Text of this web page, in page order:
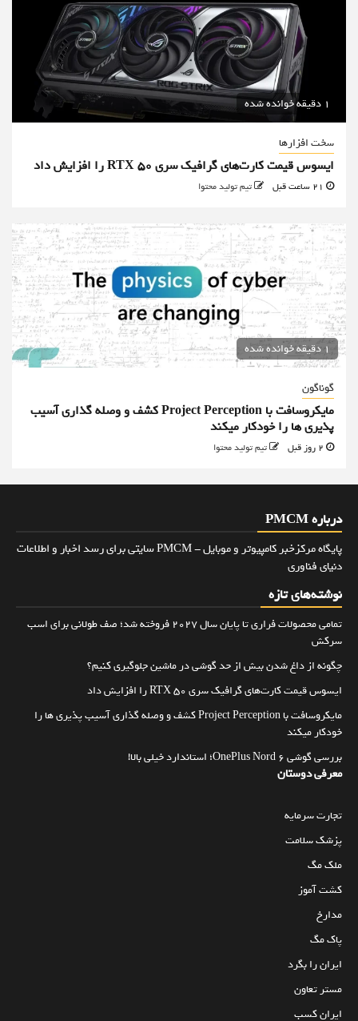
1 دقیقه خوانده شده
سخت افزارها
ایسوس قیمت کارت‌های گرافیک سری RTX 50 را افزایش داد
تیم تولید محتوا
1 دقیقه خوانده شده
گوناگون
مایکروسافت با Project Perception کشف و وصله گذاری آسیب
پذیری ها را خودکار میکند
تیم تولید محتوا
درباره PMCM
پایگاه مرکزخبر کامپیوتر و موبایل - PMCM سایتی برای رسد اخبار و اطلاعات
دنیای فناوری
نوشته‌های تازه
تمامی محصولات فراری تا پایان سال ۲۰۲۷ فروخته شد؛ صف طولانی برای اسب
سرکش
چگونه از داغ شدن بیش از حد گوشی در ماشین جلوگیری کنیم؟
ایسوس قیمت کارت‌های گرافیک سری RTX 50 را افزایش داد
مایکروسافت با Project Perception کشف و وصله گذاری آسیب پذیری ها را
خودکار میکند
بررسی گوشی OnePlus Nord 6؛ استاندارد خیلی بالا!
معرفی دوستان
تجارت سرمایه
پزشک سلامت
ملک مگ
کشت آموز
مدارخ
پاک مگ
ایران را بگرد
مستر تعاون
ایران کسب